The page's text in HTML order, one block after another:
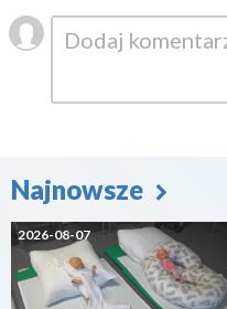
Najnowsze
2026-08-07